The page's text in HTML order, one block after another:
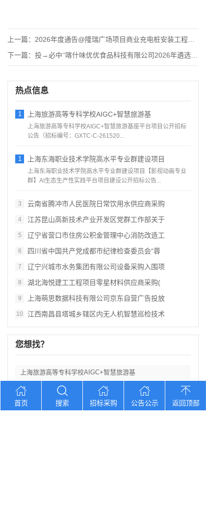
上一篇： 2026年度通告@隆瑞广场项目商业充电桩安装工程招标公告
下一篇： 投→必中‘’喀什味优优食品科技有限公司2026年遴选食材供应
热点信息
1 上海旅游高等专科学校AIGC+智慧旅游基
上海旅游高等专科学校AIGC+智慧旅游基座平台项目公开招标
公告（招标编号：GXTC‑C‑261520...
1 上海东海职业技术学院高水平专业群建设项目
上海东海职业技术学院高水平专业群建设项目【影视动画专业
群】AI生态生产性实践平台项目建设公开招标公告...
3 云南省腾冲市人民医院日常饮用水供应商采购
4 江苏昆山高新技术产业开发区党群工作部关于
5 辽宁省营口市住房公积金管理中心消防改造工
6 四川省中国共产党成都市纪律检查委员会“蓉
7 辽宁兴城市水务集团有限公司设备采购入围项
8 湖北海悦建工工程项目零星材料供应商采购(
9 上海萌思数据科技有限公司京东自营广告投放
10 江西南昌县塔城乡辖区内无人机智慧巡检技术
您想找？
上海旅游高等专科学校AIGC+智慧旅游基
上海东海职业技术学院高水平专业群建设项目
云南省腾冲市人民医院日常饮用水供应商采购
首页 搜索 招标采购 公告公示 返回顶部